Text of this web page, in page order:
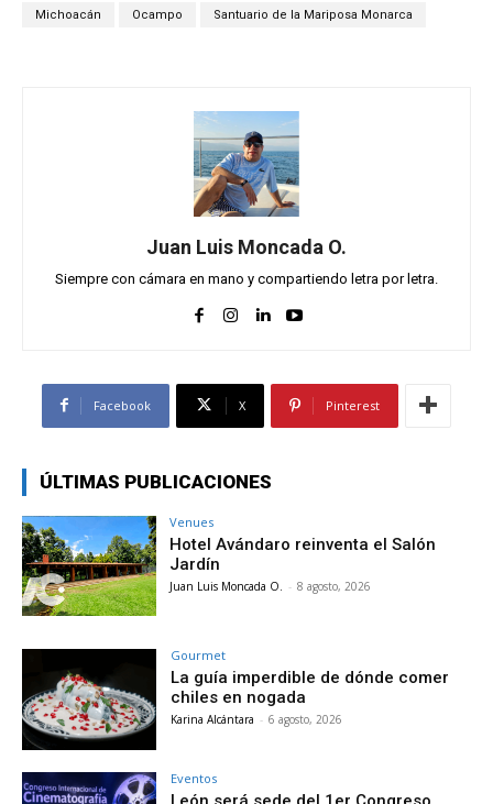
Michoacán Ocampo Santuario de la Mariposa Monarca
Juan Luis Moncada O.
Siempre con cámara en mano y compartiendo letra por letra.
Facebook X Pinterest
ÚLTIMAS PUBLICACIONES
Venues
Hotel Avándaro reinventa el Salón
Jardín
Juan Luis Moncada O. - 8 agosto, 2026
Gourmet
La guía imperdible de dónde comer
chiles en nogada
Karina Alcántara - 6 agosto, 2026
Eventos